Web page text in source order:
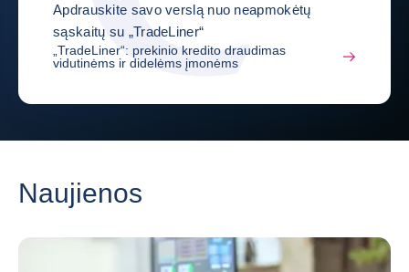
Apdrauskite savo verslą nuo neapmokėtų
sąskaitų su „TradeLiner“
„TradeLiner“: prekinio kredito draudimas
vidutinėms ir didelėms įmonėms
Naujienos